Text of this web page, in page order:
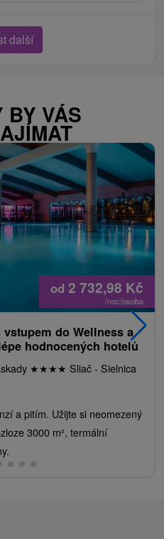
další
BY VÁS
od 2 732,98 Kč
/noc/osoba
do Wellness a
hodnocených hotelů
★★★★ Sliač - Sielnica
a pitím. Užijte si neomezený
3000 m², termální